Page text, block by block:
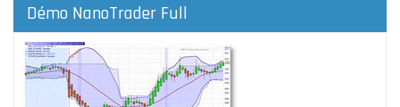
Démo NanoTrader Full